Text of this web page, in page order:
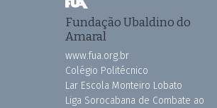
Fundação Ubaldino do
Amaral
www.fua.org.br
Colégio Politécnico
Lar Escola Monteiro Lobato
Liga Sorocabana de Combate ao